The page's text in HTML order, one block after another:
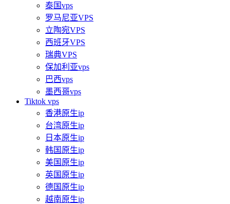
泰国vps
罗马尼亚VPS
立陶宛VPS
西班牙VPS
瑞典VPS
保加利亚vps
巴西vps
墨西哥vps
Tiktok vps
香港原生ip
台湾原生ip
日本原生ip
韩国原生ip
美国原生ip
英国原生ip
德国原生ip
越南原生ip